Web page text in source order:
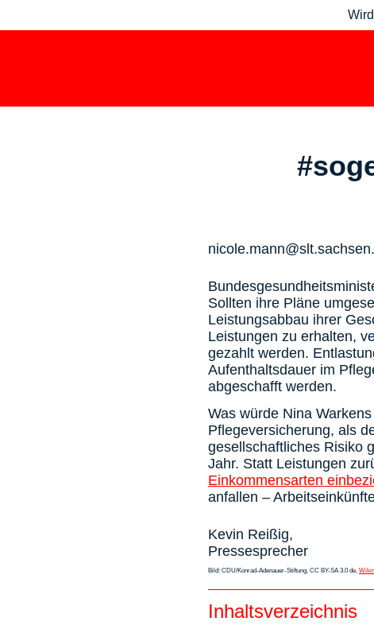
Sollten ihre Pläne
Leistungsabbau ihrer
Leistungen zu erhalten,
gezahlt werden.
Aufenthaltsdauer im
abgeschafft werden.
Was würde Nina
Pflegeversicherung, als
gesellschaftliches Risiko
Jahr. Statt Leistungen
Einkommensarten
anfallen –
Kevin Reißig,
Pressesprecher
Bild: CDU/Konrad-Adenauer-Stiftung, CC BY-SA 3.0 de,
Inhaltsverzeichnis